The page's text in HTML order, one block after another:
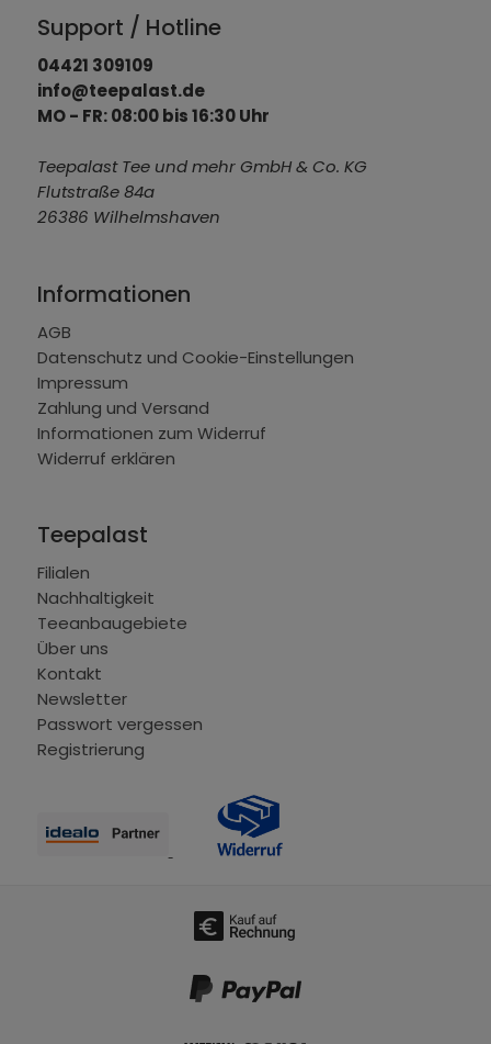
Support / Hotline
04421 309109
info@teepalast.de
MO - FR: 08:00 bis 16:30 Uhr
Teepalast Tee und mehr GmbH & Co. KG
Flutstraße 84a
26386 Wilhelmshaven
Informationen
AGB
Datenschutz und Cookie-Einstellungen
Impressum
Zahlung und Versand
Informationen zum Widerruf
Widerruf erklären
Teepalast
Filialen
Nachhaltigkeit
Teeanbaugebiete
Über uns
Kontakt
Newsletter
Passwort vergessen
Registrierung